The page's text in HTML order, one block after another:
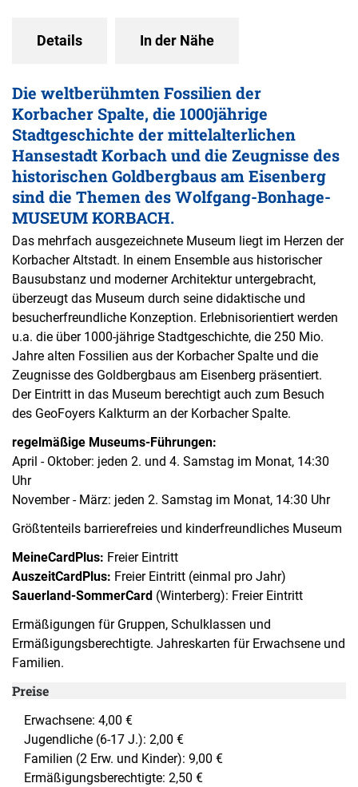
Details In der Nähe
Die weltberühmten Fossilien der
Korbacher Spalte, die 1000jährige
Stadtgeschichte der mittelalterlichen
Hansestadt Korbach und die Zeugnisse des
historischen Goldbergbaus am Eisenberg
sind die Themen des Wolfgang-Bonhage-
MUSEUM KORBACH.
Das mehrfach ausgezeichnete Museum liegt im Herzen der
Korbacher Altstadt. In einem Ensemble aus historischer
Bausubstanz und moderner Architektur untergebracht,
überzeugt das Museum durch seine didaktische und
besucherfreundliche Konzeption. Erlebnisorientiert werden
u.a. die über 1000-jährige Stadtgeschichte, die 250 Mio.
Jahre alten Fossilien aus der Korbacher Spalte und die
Zeugnisse des Goldbergbaus am Eisenberg präsentiert.
Der Eintritt in das Museum berechtigt auch zum Besuch
des GeoFoyers Kalkturm an der Korbacher Spalte.
regelmäßige Museums-Führungen:
April - Oktober: jeden 2. und 4. Samstag im Monat, 14:30
Uhr
November - März: jeden 2. Samstag im Monat, 14:30 Uhr
Größtenteils barrierefreies und kinderfreundliches Museum
MeineCardPlus: Freier Eintritt
AuszeitCardPlus: Freier Eintritt (einmal pro Jahr)
Sauerland-SommerCard (Winterberg): Freier Eintritt
Ermäßigungen für Gruppen, Schulklassen und
Ermäßigungsberechtigte. Jahreskarten für Erwachsene und
Familien.
Preise
Erwachsene: 4,00 €
Jugendliche (6-17 J.): 2,00 €
Familien (2 Erw. und Kinder): 9,00 €
Ermäßigungsberechtigte: 2,50 €